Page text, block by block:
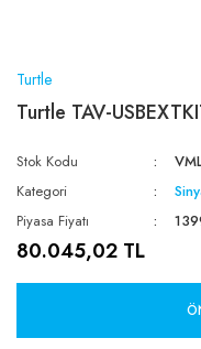
Turtle
Turtle TAV-
Stok Kodu
Kategori
Piyasa Fiyatı
80.045,02 TL